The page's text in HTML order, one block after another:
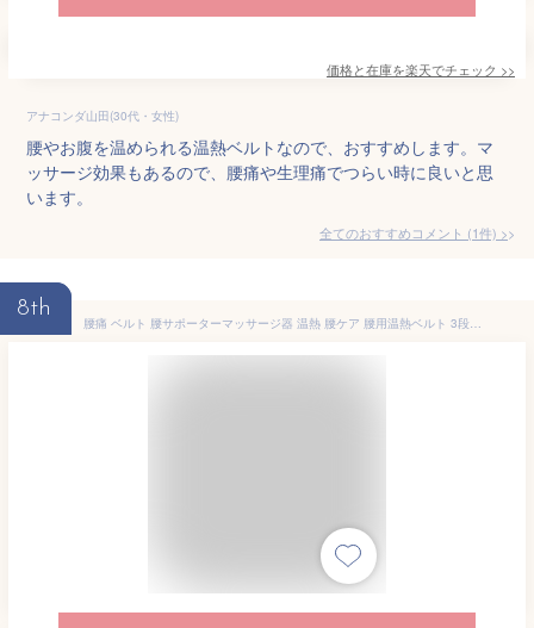
価格と在庫を楽天でチェック >>
アナコンダ山田(30代・女性)
腰やお腹を温められる温熱ベルトなので、おすすめします。マ
ッサージ効果もあるので、腰痛や生理痛でつらい時に良いと思
います。
全てのおすすめコメント (1件) >
8th
腰痛 ベルト 腰サポーターマッサージ器 温熱 腰ケア 腰用温熱ベルト 3段階温度調整 お腹 温熱治療器 温め帯 家庭用 温熱マット 腰 お腹用 温熱 シート 温熱パッド 温熱 ヒーター 腹巻 あっためたい 温か ポカポカ 生理痛 腰痛 送料無料